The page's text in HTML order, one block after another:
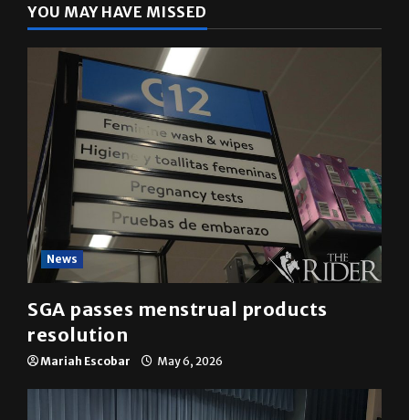
YOU MAY HAVE MISSED
News
SGA passes menstrual products
resolution
Mariah Escobar May 6, 2026